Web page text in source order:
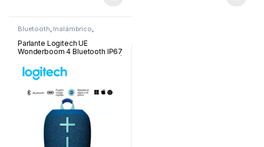
Bluetooth Inalámbrico
, Periféricos y
Accesorios
Parlante Logitech UE
Wonderboom 4 Bluetooth IP67
984-001889